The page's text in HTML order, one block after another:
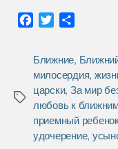
e
b
o
o
k
t
t
e
r
р
а
в
и
т
ь
Метки
Ближние,
милосердия,
царски, За мир
любовь к
приемный
удочерение,